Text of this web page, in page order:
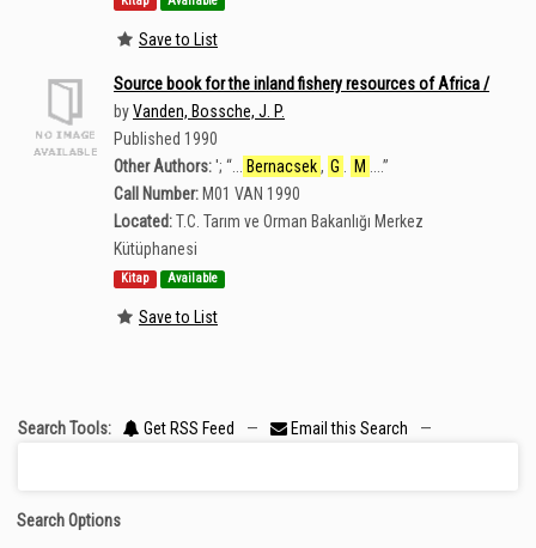
Save to List
Source book for the inland fishery resources of Africa /
byVanden, Bossche, J. P.
Published 1990
Other Authors:'; “ Bernacsek , G M
”
Call Number: M01 VAN 1990
Located:T.C. Tarım ve Orman Bakanlığı Merkez
Kütüphanesi
Kitap Available
Save to List
Search Tools: Get RSS Feed — Email this Search —
Search Options